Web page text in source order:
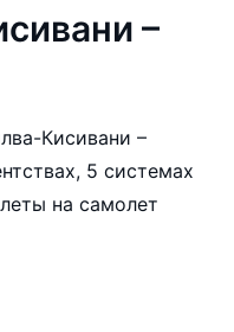
–
Кисивани –
5 системах
на самолет